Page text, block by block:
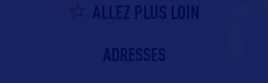
ALLEZ PLUS LOIN
ADRESSES